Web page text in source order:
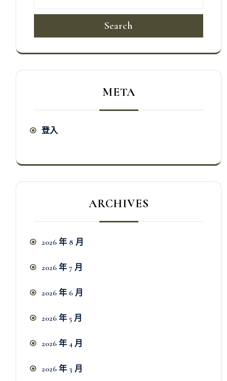
Search
META
登入
ARCHIVES
2026 年 8 月
2026 年 7 月
2026 年 6 月
2026 年 5 月
2026 年 4 月
2026 年 3 月